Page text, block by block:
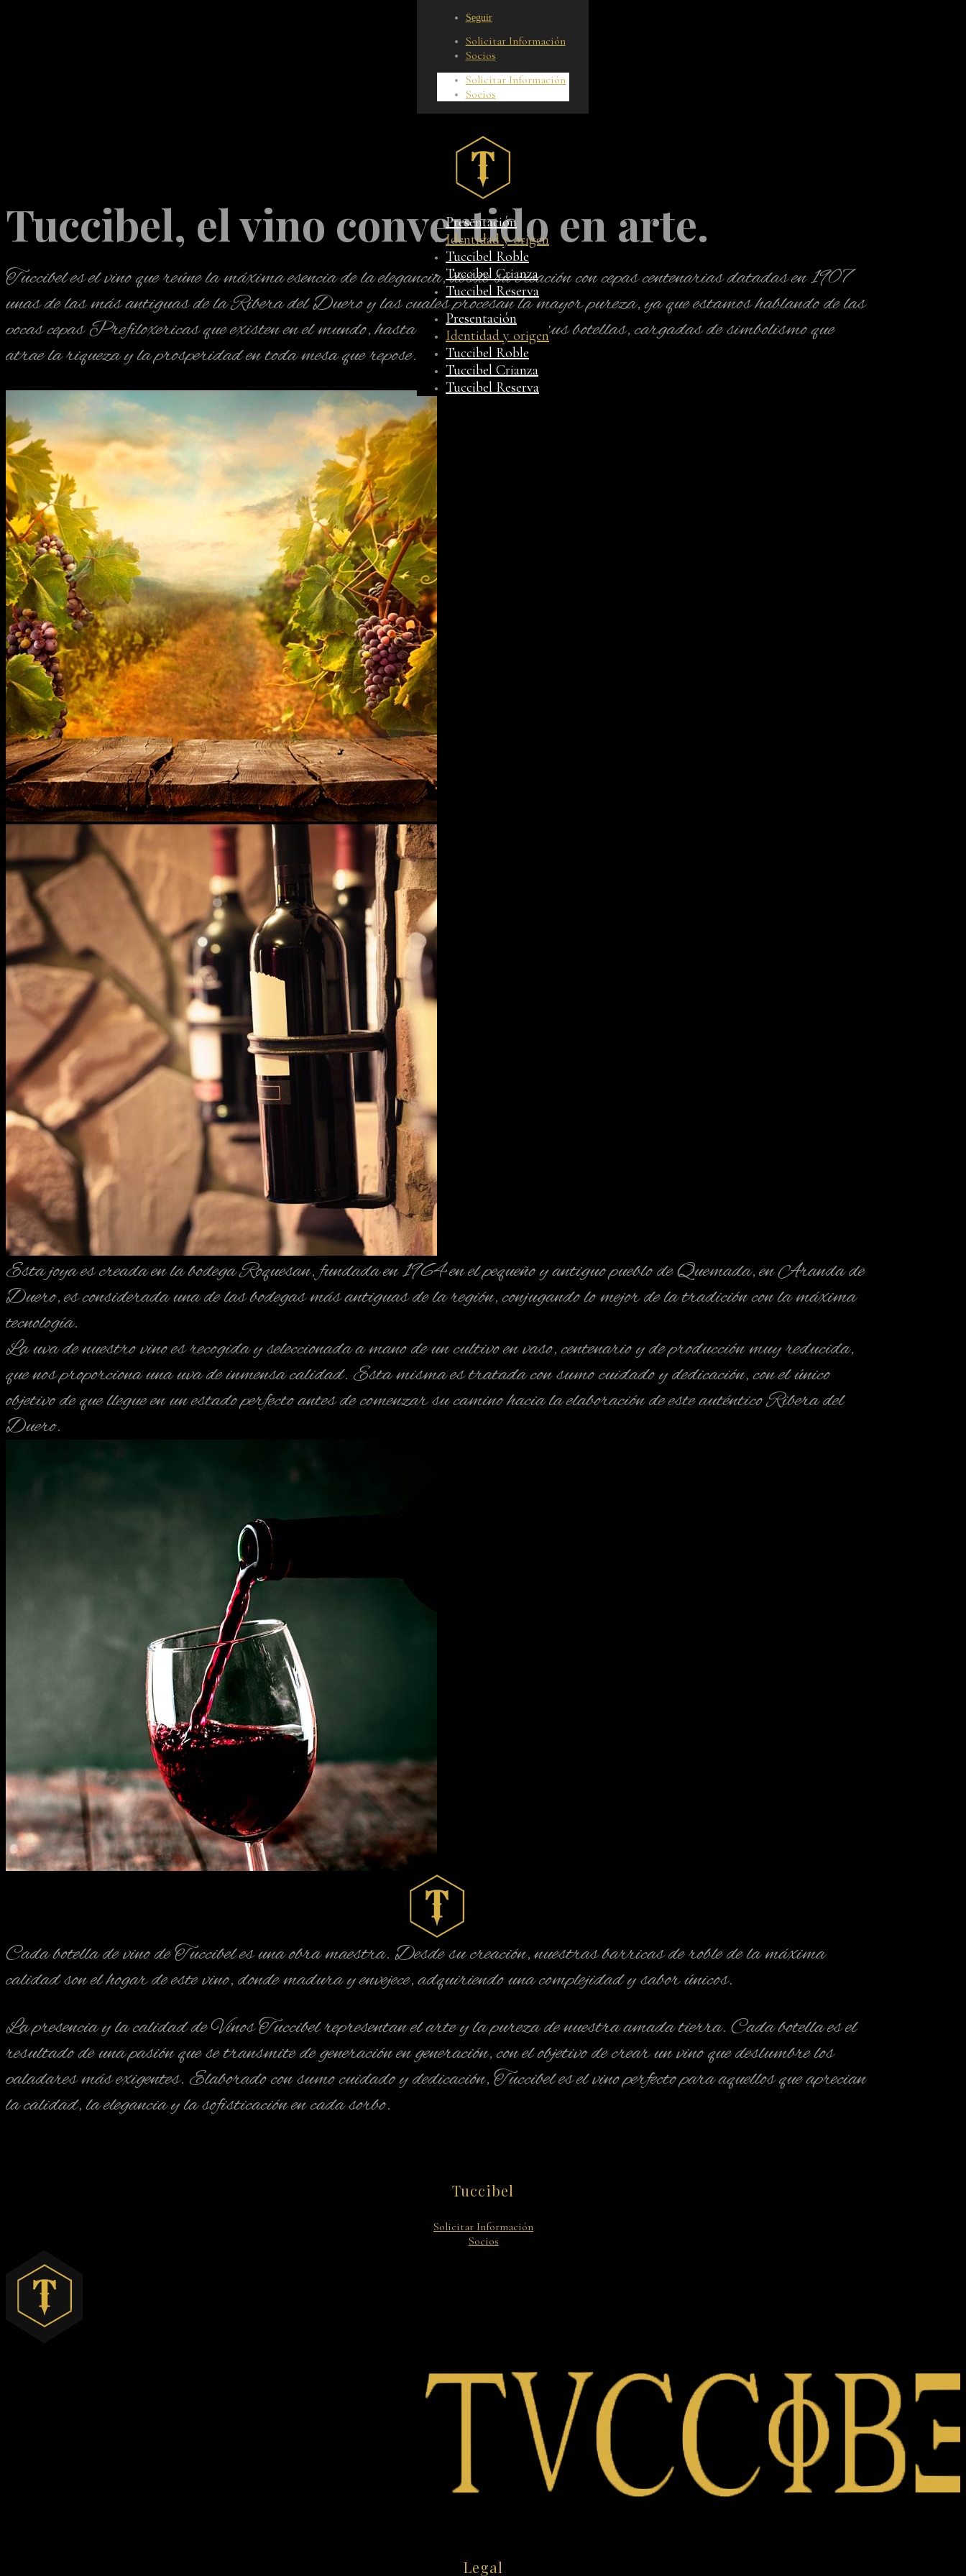
Seguir
Solicitar Información
Socios
Solicitar Información
Socios
Presentación
Identidad y origen
Tuccibel Roble
Tuccibel Crianza
Tuccibel Reserva
Presentación
Identidad y origen
Tuccibel Roble
Tuccibel Crianza
Tuccibel Reserva
Tuccibel, el vino convertido en arte.
Tuccibel es el vino que reúne la máxima esencia de la elegancia, desde su creación con cepas centenarias datadas en 1907
unas de las más antiguas de la Ribera del Duero y las cuales procesan la mayor pureza, ya que estamos hablando de las
pocas cepas Prefiloxericas que existen en el mundo, hasta el diseño único de sus botellas, cargadas de simbolismo que
atrae la riqueza y la prosperidad en toda mesa que repose.
Esta joya es creada en la bodega Roquesan, fundada en 1964 en el pequeño y antiguo pueblo de Quemada, en Aranda de
Duero, es considerada una de las bodegas más antiguas de la región, conjugando lo mejor de la tradición con la máxima
tecnología.
La uva de nuestro vino es recogida y seleccionada a mano de un cultivo en vaso, centenario y de producción muy reducida,
que nos proporciona una uva de inmensa calidad. Esta misma es tratada con sumo cuidado y dedicación, con el único
objetivo de que llegue en un estado perfecto antes de comenzar su camino hacia la elaboración de este auténtico Ribera del
Duero.
Cada botella de vino de Tuccibel es una obra maestra. Desde su creación, nuestras barricas de roble de la máxima
calidad son el hogar de este vino, donde madura y envejece, adquiriendo una complejidad y sabor únicos.
La presencia y la calidad de Vinos Tuccibel representan el arte y la pureza de nuestra amada tierra. Cada botella es el
resultado de una pasión que se transmite de generación en generación, con el objetivo de crear un vino que deslumbre los
paladares más exigentes. Elaborado con sumo cuidado y dedicación, Tuccibel es el vino perfecto para aquellos que aprecian
la calidad, la elegancia y la sofisticación en cada sorbo.
Tuccibel
Solicitar Información
Socios
Legal